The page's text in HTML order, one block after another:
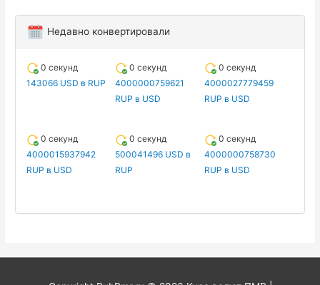
Недавно конвертировали
0 секунд
143066 USD в RUP
0 секунд
4000000759621
RUP в USD
0 секунд
4000027779459
RUP в USD
0 секунд
4000015937942
RUP в USD
0 секунд
500041496 USD в
RUP
0 секунд
4000000758730
RUP в USD